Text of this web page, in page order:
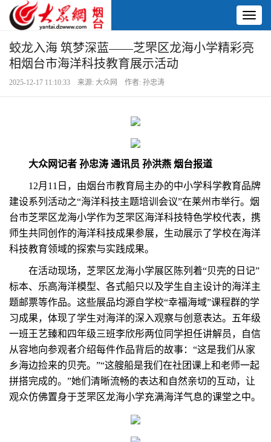
蛟龙入海 筑梦深蓝——芝罘区龙海小学精彩亮
相烟台市海洋科技教育展示活动
2025-12-17 11:10:33 来源: 大众网 作者: 孙忠涛
大众网记者 孙忠涛 通讯员 孙洪燕 烟台报道
12月11日，由烟台市教育局主办的中小学科学教育品牌
建设系列活动之“海洋科技主题培训会议”在莱州市举行。烟
台市芝罘区龙海小学作为芝罘区海洋科技特色学校代表，携
师生共同创作的海洋科技成果参展，生动展示了学校在海洋
科技教育领域的探索与实践成果。
在活动现场，芝罘区龙海小学展区陈列着“贝壳的日记”
标本、乐高海洋模型、各式船只以及学生自主设计的海洋主
题邮票等作品。这些展品均源自学校“幸福海域”课程群的学
习成果，体现了学生对海洋的深入观察与创意表达。五年级
一班王艺臻和四年级三班李欣彤两位同学担任讲解员，自信
从容地向参观者介绍每件作品背后的故事：“这是我们从家
乡海边捡来的贝壳。”“这艘船是我们在社团课上和老师一起
拼搭完成的。”她们清晰流畅的表达和自然亲切的互动，让
观众仿佛置身于芝罘区龙海小学充满海洋气息的课堂之中。